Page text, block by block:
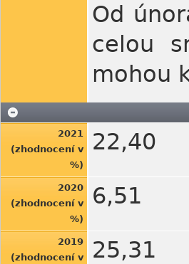
Od
celou
mohou
2021
(zhodnocení v
%)
22,40
2020
(zhodnocení v
%)
6,51
2019
(zhodnocení v
25,31